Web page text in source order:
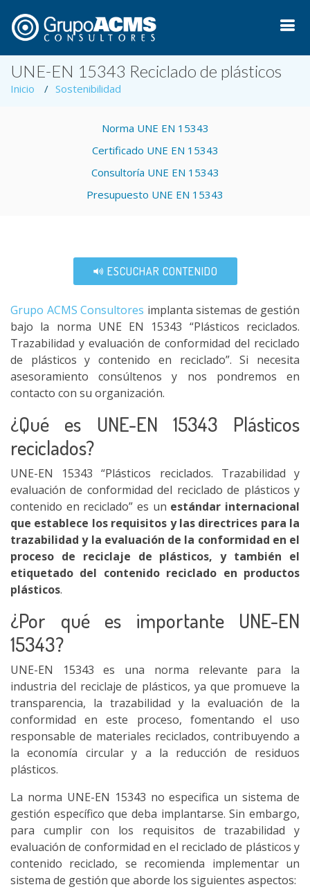
UNE-EN 15343 Reciclado de plásticos
Inicio Sostenibilidad
Norma UNE EN 15343
Certificado UNE EN 15343
Consultoría UNE EN 15343
Presupuesto UNE EN 15343
ESCUCHAR CONTENIDO
Grupo ACMS Consultores implanta sistemas de gestión
bajo la norma UNE EN 15343 “Plásticos reciclados.
Trazabilidad y evaluación de conformidad del reciclado
de plásticos y contenido en reciclado”. Si necesita
asesoramiento consúltenos y nos pondremos en
contacto con su organización.
¿Qué es UNE-EN 15343 Plásticos
reciclados?
UNE-EN 15343 “Plásticos reciclados. Trazabilidad y
evaluación de conformidad del reciclado de plásticos y
contenido en reciclado” es un estándar internacional
que establece los requisitos y las directrices para la
trazabilidad y la evaluación de la conformidad en el
proceso de reciclaje de plásticos, y también el
etiquetado del contenido reciclado en productos
plásticos.
¿Por qué es importante UNE-EN
15343?
UNE-EN 15343 es una norma relevante para la
industria del reciclaje de plásticos, ya que promueve la
transparencia, la trazabilidad y la evaluación de la
conformidad en este proceso, fomentando el uso
responsable de materiales reciclados, contribuyendo a
la economía circular y a la reducción de residuos
plásticos.
La norma UNE-EN 15343 no especifica un sistema de
gestión específico que deba implantarse. Sin embargo,
para cumplir con los requisitos de trazabilidad y
evaluación de conformidad en el reciclado de plásticos y
contenido reciclado, se recomienda implementar un
sistema de gestión que aborde los siguientes aspectos: